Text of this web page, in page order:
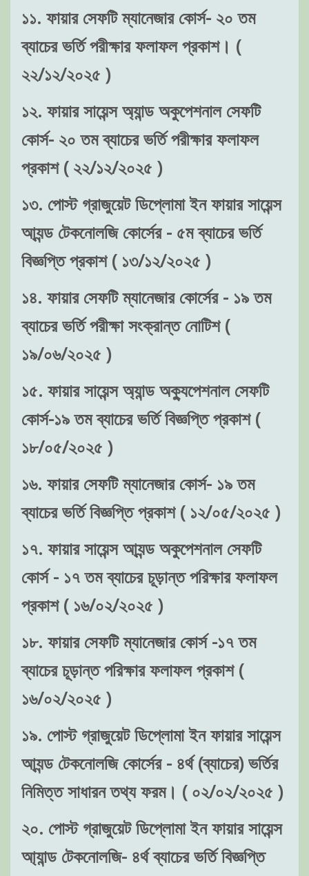
১১. ফায়ার সেফটি ম্যানেজার কোর্স- ২০ তম
ব্যাচের ভর্তি পরীক্ষার ফলাফল প্রকাশ। (
২২/১২/২০২৫ )
১২. ফায়ার সায়েন্স অ্যান্ড অকুপেশনাল সেফটি
কোর্স- ২০ তম ব্যাচের ভর্তি পরীক্ষার ফলাফল
প্রকাশ ( ২২/১২/২০২৫ )
১৩. পোস্ট গ্রাজুয়েট ডিপ্লোমা ইন ফায়ার সায়েন্স
আ্যন্ড টেকনোলজি কোর্সের - ৫ম ব্যাচের ভর্তি
বিজ্ঞপ্তি প্রকাশ ( ১৩/১২/২০২৫ )
১৪. ফায়ার সেফটি ম্যানেজার কোর্সের - ১৯ তম
ব্যাচের ভর্তি পরীক্ষা সংক্রান্ত নোটিশ (
১৯/০৬/২০২৫ )
১৫. ফায়ার সায়েন্স অ্যান্ড অক্যুপেশনাল সেফটি
কোর্স-১৯ তম ব্যাচের ভর্তি বিজ্ঞপ্তি প্রকাশ (
১৮/০৫/২০২৫ )
১৬. ফায়ার সেফটি ম্যানেজার কোর্স- ১৯ তম
ব্যাচের ভর্তি বিজ্ঞপ্তি প্রকাশ ( ১২/০৫/২০২৫ )
১৭. ফায়ার সায়েন্স আ্যন্ড অকুপেশনাল সেফটি
কোর্স - ১৭ তম ব্যাচের চূড়ান্ত পরিক্ষার ফলাফল
প্রকাশ ( ১৬/০২/২০২৫ )
১৮. ফায়ার সেফটি ম্যানেজার কোর্স -১৭ তম
ব্যাচের চূড়ান্ত পরিক্ষার ফলাফল প্রকাশ (
১৬/০২/২০২৫ )
১৯. পোস্ট গ্রাজুয়েট ডিপ্লোমা ইন ফায়ার সায়েন্স
আ্যন্ড টেকনোলজি কোর্সের - ৪র্থ (ব্যাচের) ভর্তির
নিমিত্ত সাধারন তথ্য ফরম। ( ০২/০২/২০২৫ )
২০. পোস্ট গ্রাজুয়েট ডিপ্লোমা ইন ফায়ার সায়েন্স
আ্যান্ড টেকনোলজি- ৪র্থ ব্যাচের ভর্তি বিজ্ঞপ্তি